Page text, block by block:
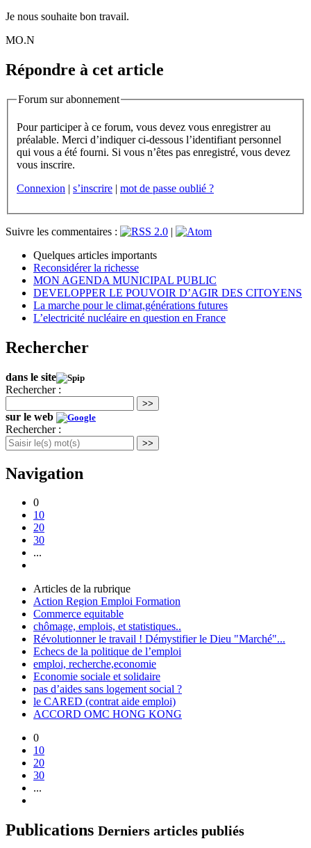
Je nous souhaite bon travail.
MO.N
Répondre à cet article
Forum sur abonnement
Pour participer à ce forum, vous devez vous enregistrer au
préalable. Merci d’indiquer ci-dessous l’identifiant personnel
qui vous a été fourni. Si vous n’êtes pas enregistré, vous devez
vous inscrire.
Connexion | s’inscrire | mot de passe oublié ?
Suivre les commentaires :
|
Quelques articles importants
Reconsidérer la richesse
MON AGENDA MUNICIPAL PUBLIC
DEVELOPPER LE POUVOIR D’AGIR DES CITOYENS
La marche pour le climat,générations futures
L’electricité nucléaire en question en France
Rechercher
dans le site
Rechercher :
>>
sur le web
Rechercher :
>>
Navigation
0
10
20
30
...
Articles de la rubrique
Action Region Emploi Formation
Commerce equitable
chômage, emplois, et statistiques..
Révolutionner le travail ! Démystifier le Dieu "Marché"...
Echecs de la politique de l’emploi
emploi, recherche,economie
Economie sociale et solidaire
pas d’aides sans logement social ?
le CARED (contrat aide emploi)
ACCORD OMC HONG KONG
0
10
20
30
...
Publications Derniers articles publiés